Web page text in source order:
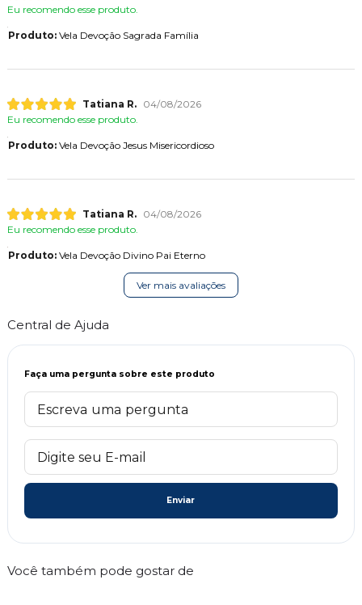
Eu recomendo esse produto.
Produto:Vela Devoção Sagrada Família
Tatiana R.
04/08/2026
Eu recomendo esse produto.
Produto:Vela Devoção Jesus Misericordioso
Tatiana R.
04/08/2026
Eu recomendo esse produto.
Produto:Vela Devoção Divino Pai Eterno
Ver mais avaliações
Central de Ajuda
Faça uma pergunta sobre este produto
Enviar
Você também pode gostar de